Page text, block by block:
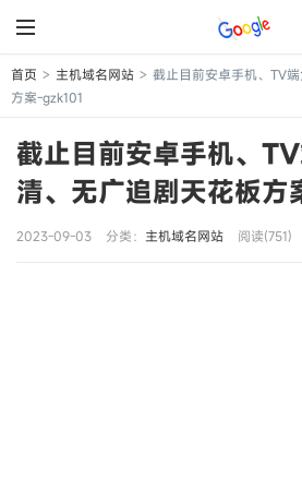
首页 > 主机域名网站 > 截止目前安卓手机、TV
方案-gzk101
截止目前安卓手机、
清、无广追剧天花板
2023-09-03 分类： 主机域名网站 阅读(751)